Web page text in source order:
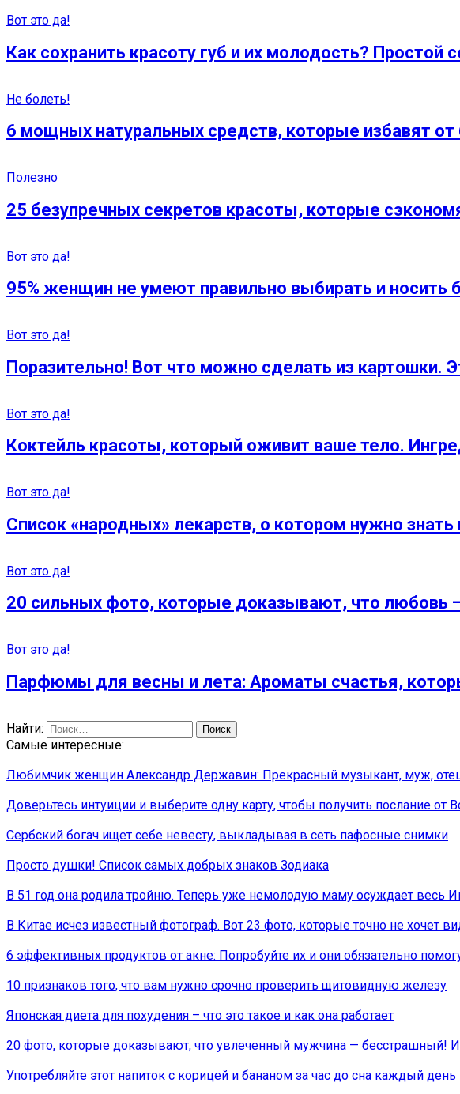
Вот это да!
Как сохранить красоту губ и их молодость? Простой
Не болеть!
6 мощных натуральных средств, которые избавят от
Полезно
25 безупречных секретов красоты, которые
Вот это да!
95% женщин не умеют правильно выбирать и носить
Вот это да!
Поразительно! Вот что можно сделать из картошки.
Вот это да!
Коктейль красоты, который оживит ваше тело.
Вот это да!
Список «народных» лекарств, о котором нужно
Вот это да!
20 сильных фото, которые доказывают, что любовь
Вот это да!
Парфюмы для весны и лета: Ароматы счастья,
Найти:
Самые интересные:
Любимчик женщин Александр Державин: Прекрасный музыкант, муж,
Доверьтесь интуиции и выберите одну карту, чтобы получить послание от
Сербский богач ищет себе невесту, выкладывая в сеть пафосные снимки
Просто душки! Cписок самых добрых знаков Зодиака
В 51 год она родила тройню. Теперь уже немолодую маму осуждает весь
В Китае исчез известный фотограф. Вот 23 фото, которые точно не хочет
6 эффективных продуктов от акне: Попробуйте их и они обязательно
10 признаков того, что вам нужно срочно проверить щитовидную железу
Японская диета для похудения – что это такое и как она работает
20 фото, которые доказывают, что увлеченный мужчина — бесстрашный!
Употребляйте этот напиток с корицей и бананом за час до сна каждый